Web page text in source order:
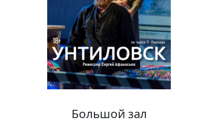
Контакты
Вакансии
Большой зал